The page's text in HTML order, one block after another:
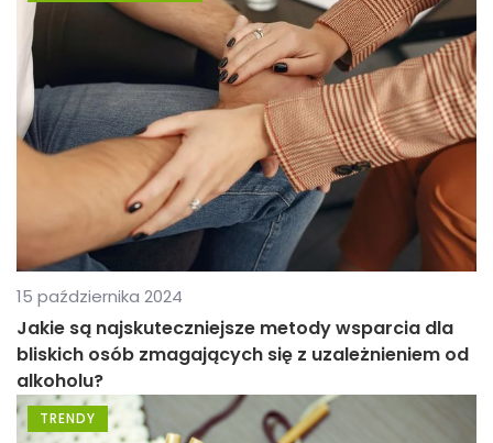
15 października 2024
Jakie są najskuteczniejsze metody wsparcia dla
bliskich osób zmagających się z uzależnieniem od
alkoholu?
TRENDY